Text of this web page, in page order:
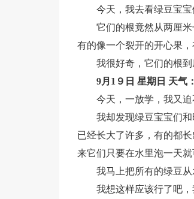
今天，我去看绿豆宝宝
它们的根竟然从两厘
有的像一个裂开的开心果，
我很好奇，它们的根到
9月1９日 星期日 天气
今天，一放学，我又迫
我却发现绿豆宝宝们
已经长大了许多，有的都
来它们只要在水里泡一天
我马上把所有的绿豆从
我想这样应该行了吧，